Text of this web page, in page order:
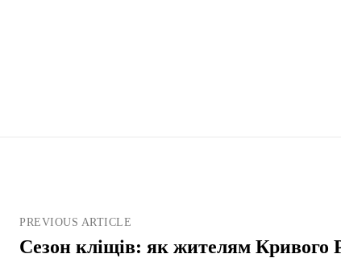
PREVIOUS ARTICLE
Сезон кліщів: як жителям Кривого